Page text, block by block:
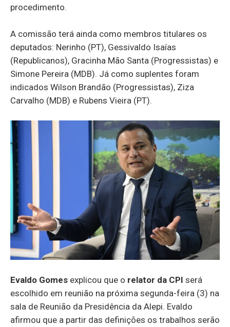
procedimento.
A comissão terá ainda como membros titulares os
deputados: Nerinho (PT), Gessivaldo Isaías
(Republicanos), Gracinha Mão Santa (Progressistas) e
Simone Pereira (MDB). Já como suplentes foram
indicados Wilson Brandão (Progressistas), Ziza
Carvalho (MDB) e Rubens Vieira (PT).
Evaldo Gomes explicou que o relator da CPI será
escolhido em reunião na próxima segunda-feira (3) na
sala de Reunião da Presidência da Alepi. Evaldo
afirmou que a partir das definições os trabalhos serão